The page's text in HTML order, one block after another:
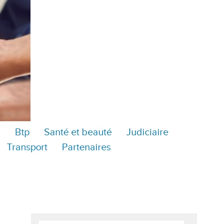
Btp Santé et beauté
Judiciaire
Transport Partenaires